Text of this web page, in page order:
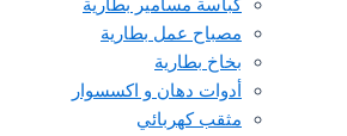
كباسة مسامير بطارية
مصباح عمل بطارية
بخاخ بطارية
أدوات دهان و اكسسوار
مثقب كهربائي